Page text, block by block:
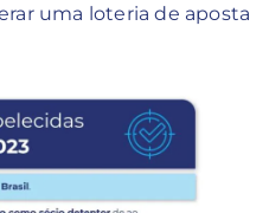
uma loteria de aposta